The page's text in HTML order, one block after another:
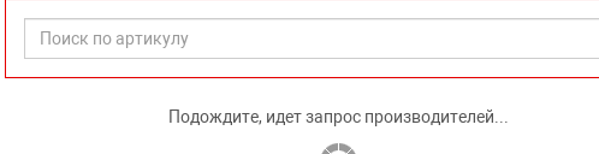
Подождите, идет запрос производителей...